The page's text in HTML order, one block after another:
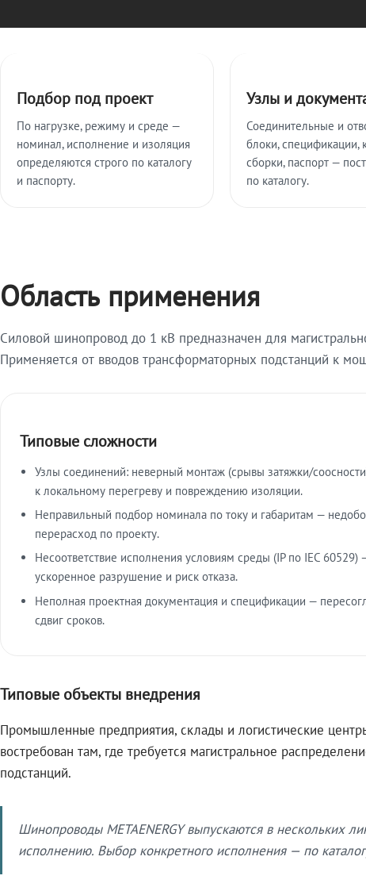
Подбор под проект
По нагрузке, режиму и среде —
номинал, исполнение и изоляция
определяются строго по каталогу
и паспорту.
Узлы и
Соединительные и
блоки, спецификации,
сборки, паспорт —
по каталогу.
Область применения
Силовой шинопровод до 1 кВ предназначен для
Применяется от вводов трансформаторных подстанций к
Типовые сложности
Узлы соединений: неверный монтаж (срывы затяжки/
к локальному перегреву и повреждению изоляции.
Неправильный подбор номинала по току и габаритам —
перерасход по проекту.
Несоответствие исполнения условиям среды (IP по IEC 60529)
ускоренное разрушение и риск отказа.
Неполная проектная документация и спецификации —
сдвиг сроков.
Типовые объекты внедрения
Промышленные предприятия, склады и логистические
востребован там, где требуется магистральное
подстанций.
Шинопроводы METAENERGY выпускаются в нескольких
исполнению. Выбор конкретного исполнения — по